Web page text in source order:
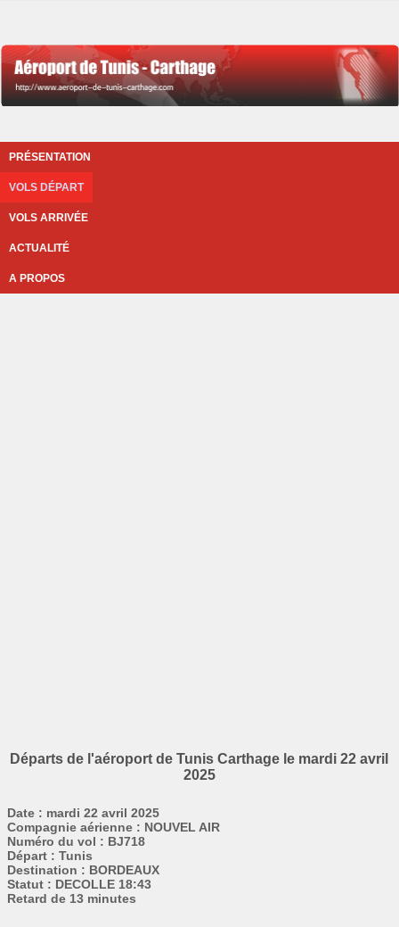
PRÉSENTATION
VOLS DÉPART
VOLS ARRIVÉE
ACTUALITÉ
A PROPOS
Départs de l'aéroport de Tunis Carthage le mardi 22 avril
2025
Date : mardi 22 avril 2025
Compagnie aérienne : NOUVEL AIR
Numéro du vol : BJ718
Départ : Tunis
Destination : BORDEAUX
Statut : DECOLLE 18:43
Retard de 13 minutes